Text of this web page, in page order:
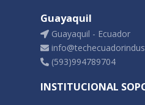
Guayaquil
Guayaquil - Ecuador
(593)994789704
INSTITUCIONAL